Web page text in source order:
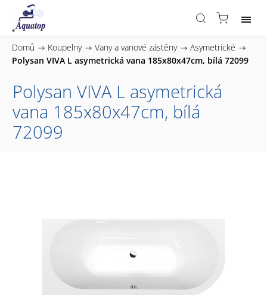
Domů / Koupelny / Vany a vanové zástěny / Asymetrické /
Polysan VIVA L asymetrická vana 185x80x47cm, bílá 72099
Polysan VIVA L asymetrická
vana 185x80x47cm, bílá
72099